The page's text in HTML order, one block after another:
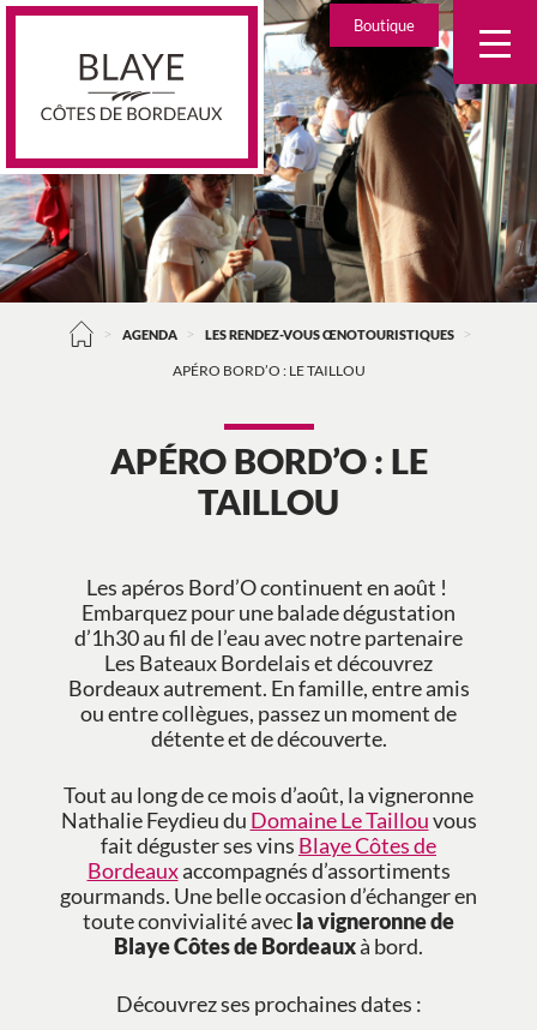
Skip
Boutique
> AGENDA > LES RENDEZ-VOUS ŒNOTOURISTIQUES >
APÉRO BORD’O : LE TAILLOU
APÉRO BORD’O : LE
TAILLOU
Les apéros Bord’O continuent en août !
Embarquez pour une balade dégustation
d’1h30 au fil de l’eau avec notre partenaire
Les Bateaux Bordelais et découvrez
Bordeaux autrement. En famille, entre amis
ou entre collègues, passez un moment de
détente et de découverte.
Tout au long de ce mois d’août, la vigneronne
Nathalie Feydieu du Domaine Le Taillouvous
fait déguster ses vins Blaye Côtes de
Bordeauxaccompagnés d’assortiments
gourmands. Une belle occasion d’échanger en
toute convivialité avec la vigneronne de
Blaye Côtes de Bordeauxà bord.
Découvrez ses prochaines dates :